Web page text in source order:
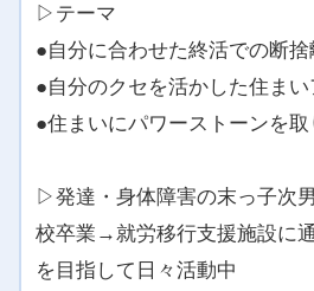
▷テーマ
●自分に合わせた終活での断
●自分のクセを活かした住まい
●住まいにパワーストーンを取
▷発達・身体障害の末っ子次
校卒業→就労移行支援施設に
を目指して日々活動中